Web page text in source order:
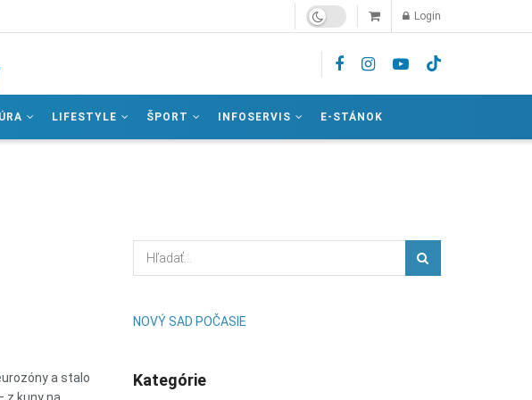
Login
LIFESTYLE ŠPORT INFOSERVIS E-STÁNOK
a stalo
NOVÝ SAD POČASIE
Kategórie